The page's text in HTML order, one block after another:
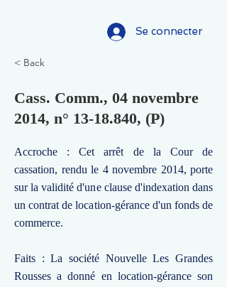
Se connecter
< Back
Cass. Comm., 04 novembre
2014, n° 13-18.840, (P)
Accroche : Cet arrêt de la Cour de
cassation, rendu le 4 novembre 2014, porte
sur la validité d'une clause d'indexation dans
un contrat de location-gérance d'un fonds de
commerce.
Faits : La société Nouvelle Les Grandes
Rousses a donné en location-gérance son